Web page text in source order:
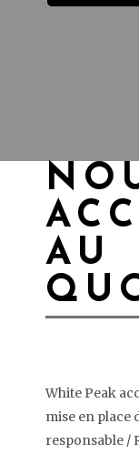
AU
White Peak
mise en place
responsable /